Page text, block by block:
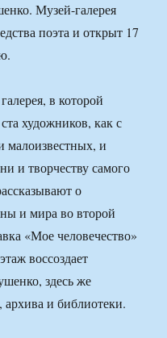
Музей-галерея
поэта и открыт 17
в которой
художников, как с
и
и творчеству самого
о
и мира во второй
«Мое человечество»
воссоздает
здесь же
и библиотеки.